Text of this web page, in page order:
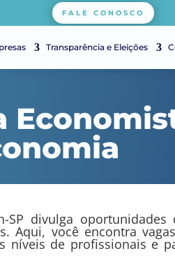
FALE CONOSCO
Transparência e Eleições
divulga
Aqui, você encontra
níveis de profissionais e